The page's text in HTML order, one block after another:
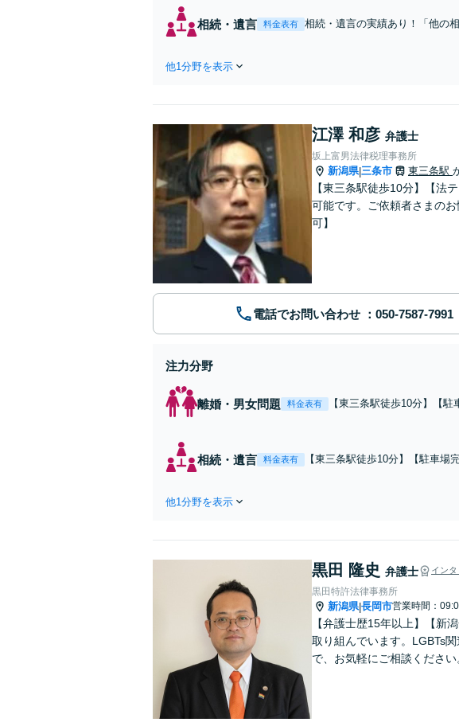
相続・遺言 料金表有
相続・遺言の実績あり！「他の
他1分野を表示
江澤 和彦 弁護士
坂上富男法律税理事務所
新潟県|三条市 東三条駅
【東三条駅徒歩10分】【法
可能です。ご依頼者さまの
可】
電話でお問い合わせ
注力分野
離婚・男女問題 料金表有
【東三条駅徒歩10分】【
相続・遺言 料金表有
【東三条駅徒歩10分】【駐車
他1分野を表示
黒田 隆史 弁護士 イン
黒田特許法律事務所
新潟県|長岡市営業時間：
【弁護士歴15年以上】【新
取り組んでいます。LGBTs
で、お気軽にご相談ください